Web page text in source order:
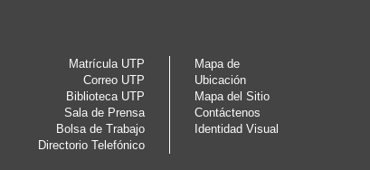
Matrícula UTP
Correo UTP
Biblioteca UTP
Sala de Prensa
Bolsa de Trabajo
Directorio Telefónico
Mapa de
Ubicación
Mapa del Sitio
Contáctenos
Identidad Visual